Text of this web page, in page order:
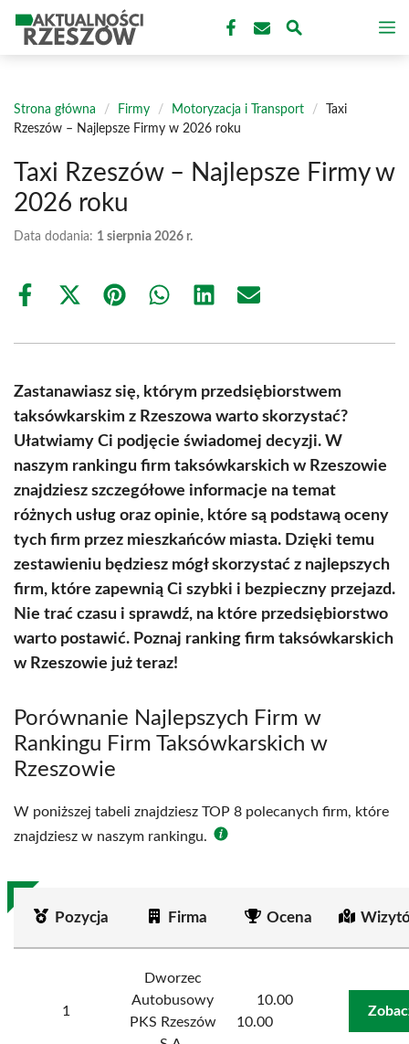
treści
Strona główna / Firmy / Motoryzacja i Transport /
Taxi
Rzeszów – Najlepsze Firmy w 2026 roku
Taxi Rzeszów – Najlepsze Firmy w
2026 roku
Data dodania: 1 sierpnia 2026 r.
Share
Share
(Twitter)
Share Share Share Share
Zastanawiasz się, którym przedsiębiorstwem
taksówkarskim z Rzeszowa warto skorzystać?
Ułatwiamy Ci podjęcie świadomej decyzji. W
naszym rankingu firm taksówkarskich w Rzeszowie
znajdziesz szczegółowe informacje na temat
różnych usług oraz opinie, które są podstawą oceny
tych firm przez mieszkańców miasta. Dzięki temu
zestawieniu będziesz mógł skorzystać z najlepszych
firm, które zapewnią Ci szybki i bezpieczny przejazd.
Nie trać czasu i sprawdź, na które przedsiębiorstwo
warto postawić. Poznaj ranking firm taksówkarskich
w Rzeszowie już teraz!
Porównanie Najlepszych Firm w
Rankingu Firm Taksówkarskich w
Rzeszowie
W poniższej tabeli znajdziesz TOP 8 polecanych firm, które
znajdziesz w naszym rankingu.
Pozycja Firma Ocena
1
Dworzec
Autobusowy
PKS Rzeszów
10.00
10.00